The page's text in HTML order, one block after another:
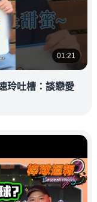
01:21
玲吐槽：談戀愛